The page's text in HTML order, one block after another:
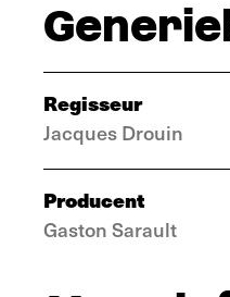
Regisseur
Jacques Drouin
Producent
Gaston Sarault